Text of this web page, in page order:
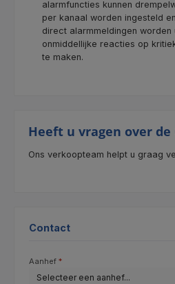
alarmfuncties kunnen
per kanaal worden ingesteld
direct alarmmeldingen worden
onmiddellijke reacties op
te maken.
Heeft u vragen over de
Ons verkoopteam helpt u graag
Contact
Aanhef *